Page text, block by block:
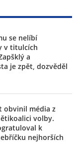
se nelíbí
v titulcích
a
je zpět, dozvěděl
obvinil média z
volby.
k
nejhorších